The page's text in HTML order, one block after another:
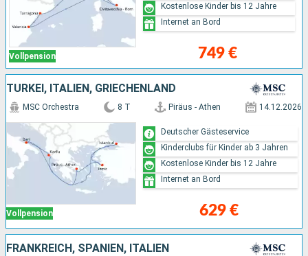
Vollpension 749 €
Kostenlose Kinder bis 12 Jahre
Internet an Bord
TÜRKEI, ITALIEN, GRIECHENLAND
Vollpension
MSC Orchestra 8 T Piräus - Athen 14.12.2026
629 €
Deutscher Gästeservice
Kinderclubs für Kinder ab 3 Jahren
Kostenlose Kinder bis 12 Jahre
Internet an Bord
FRANKREICH, SPANIEN, ITALIEN